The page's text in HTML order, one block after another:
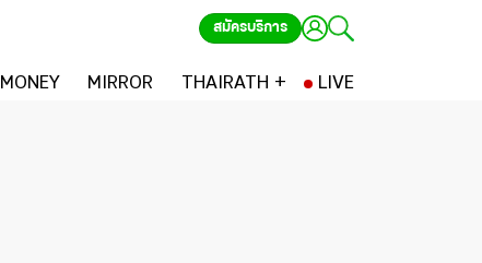
สมัครบริการ
MONEY MIRROR THAIRATH + LIVE